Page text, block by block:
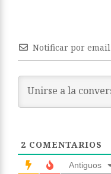
Notificar por email
2 COMENTARIOS
Antiguos